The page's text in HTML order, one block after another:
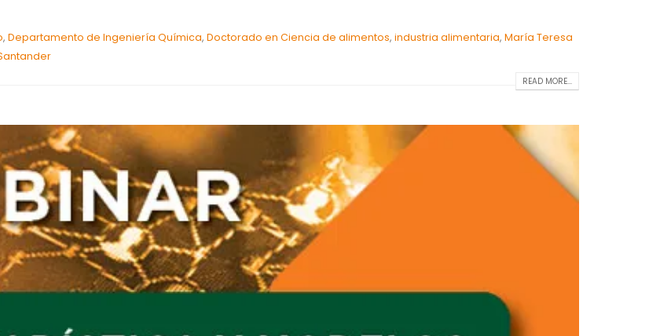
, Departamento de Ingeniería Química, Doctorado en Ciencia de alimentos, industria alimentaria, María Teresa
READ MORE...